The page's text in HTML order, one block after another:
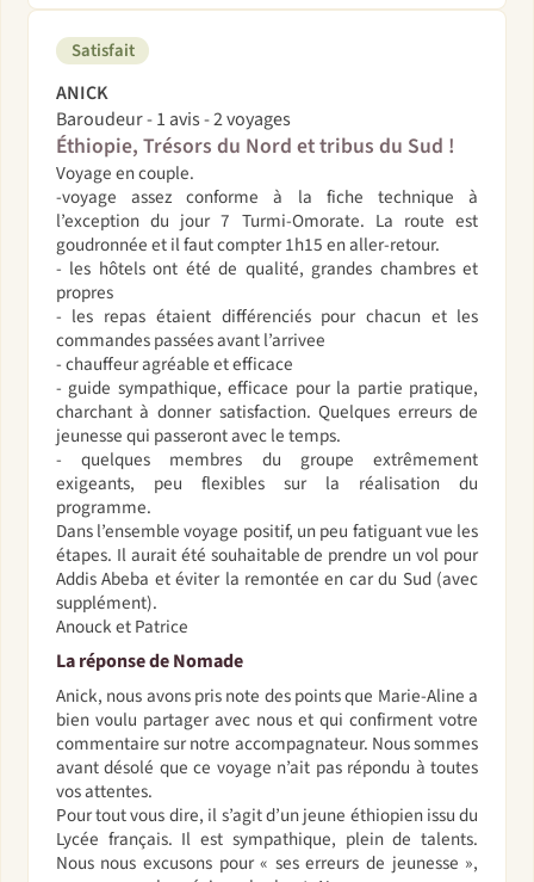
Satisfait
ANICK
Baroudeur - 1 avis - 2 voyages
Éthiopie, Trésors du Nord et tribus du Sud !
Voyage en couple.
-voyage assez conforme à la fiche technique à
l’exception du jour 7 Turmi-Omorate. La route est
goudronnée et il faut compter 1h15 en aller-retour.
- les hôtels ont été de qualité, grandes chambres et
propres
- les repas étaient différenciés pour chacun et les
commandes passées avant l’arrivee
- chauffeur agréable et efficace
- guide sympathique, efficace pour la partie pratique,
charchant à donner satisfaction. Quelques erreurs de
jeunesse qui passeront avec le temps.
- quelques membres du groupe extrêmement
exigeants, peu flexibles sur la réalisation du
programme.
Dans l’ensemble voyage positif, un peu fatiguant vue les
étapes. Il aurait été souhaitable de prendre un vol pour
Addis Abeba et éviter la remontée en car du Sud (avec
supplément).
Anouck et Patrice
La réponse de Nomade
Anick, nous avons pris note des points que Marie-Aline a
bien voulu partager avec nous et qui confirment votre
commentaire sur notre accompagnateur. Nous sommes
avant désolé que ce voyage n’ait pas répondu à toutes
vos attentes.
Pour tout vous dire, il s’agit d’un jeune éthiopien issu du
Lycée français. Il est sympathique, plein de talents.
Nous nous excusons pour « ses erreurs de jeunesse »,